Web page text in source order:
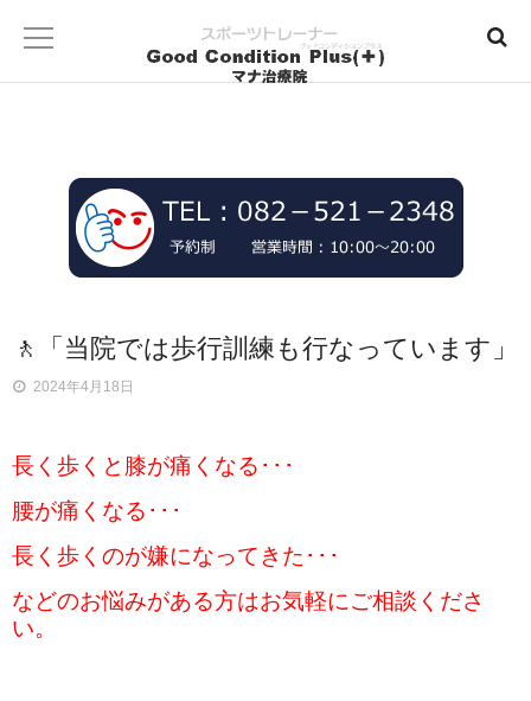
🚶「当院では歩行訓練も行なっています」
2024年4月18日
長く歩くと膝が痛くなる･･･
腰が痛くなる･･･
長く歩くのが嫌になってきた･･･
などのお悩みがある方はお気軽にご相談くださ
い。